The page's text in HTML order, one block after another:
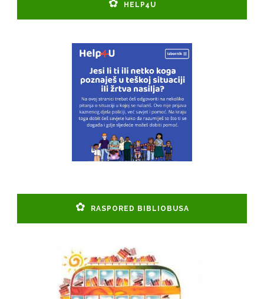
HELP4U
RASPORED BIBLIOBUSA